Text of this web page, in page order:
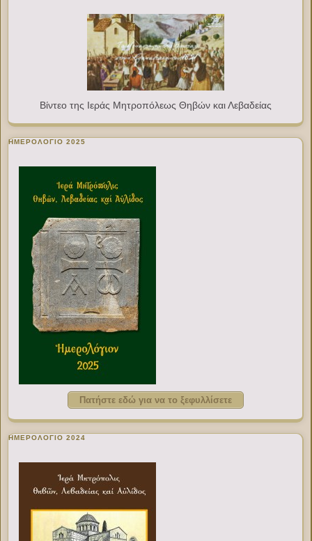
Βίντεο της Ιεράς Μητροπόλεως Θηβών και Λεβαδείας
ΗΜΕΡΟΛΟΓΙΟ 2025
Πατήστε εδώ για να το ξεφυλλίσετε
ΗΜΕΡΟΛΟΓΙΟ 2024